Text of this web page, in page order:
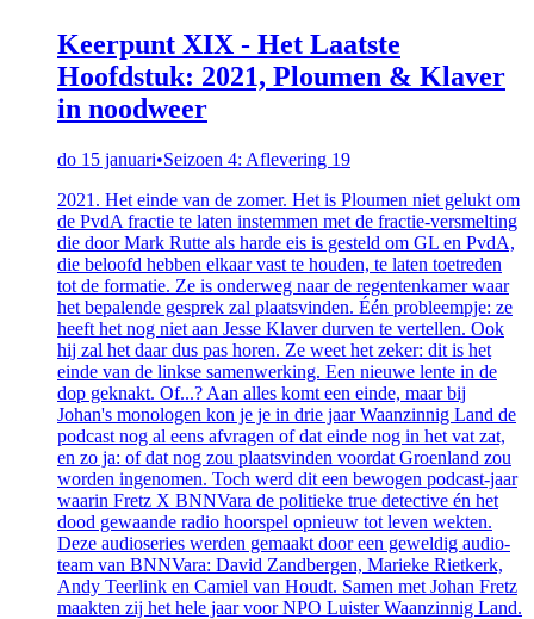
Keerpunt XIX - Het Laatste
Hoofdstuk: 2021, Ploumen & Klaver
in noodweer
do 15 januari•Seizoen 4: Aflevering 19
2021. Het einde van de zomer. Het is Ploumen niet gelukt om
de PvdA fractie te laten instemmen met de fractie-versmelting
die door Mark Rutte als harde eis is gesteld om GL en PvdA,
die beloofd hebben elkaar vast te houden, te laten toetreden
tot de formatie. Ze is onderweg naar de regentenkamer waar
het bepalende gesprek zal plaatsvinden. Één probleempje: ze
heeft het nog niet aan Jesse Klaver durven te vertellen. Ook
hij zal het daar dus pas horen. Ze weet het zeker: dit is het
einde van de linkse samenwerking. Een nieuwe lente in de
dop geknakt. Of...? Aan alles komt een einde, maar bij
Johan's monologen kon je je in drie jaar Waanzinnig Land de
podcast nog al eens afvragen of dat einde nog in het vat zat,
en zo ja: of dat nog zou plaatsvinden voordat Groenland zou
worden ingenomen. Toch werd dit een bewogen podcast-jaar
waarin Fretz X BNNVara de politieke true detective én het
dood gewaande radio hoorspel opnieuw tot leven wekten.
Deze audioseries werden gemaakt door een geweldig audio-
team van BNNVara: David Zandbergen, Marieke Rietkerk,
Andy Teerlink en Camiel van Houdt. Samen met Johan Fretz
maakten zij het hele jaar voor NPO Luister Waanzinnig Land.